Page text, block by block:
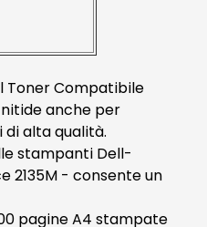
Compatibile
anche per
alta qualità.
stampanti Dell-
2135M - consente un
pagine A4 stampate